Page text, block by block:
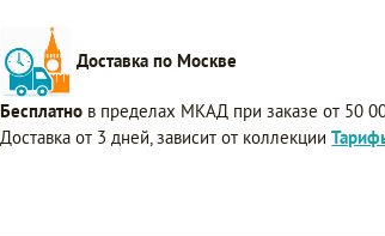
Доставка по Москве
Бесплатно в пределах МКАД при заказе от 50
Доставка от 3 дней, зависит от коллекции